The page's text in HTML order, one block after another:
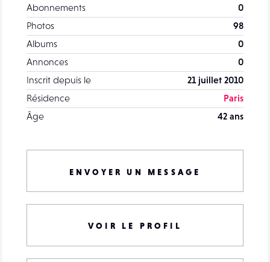
Abonnements
0
Photos
98
Albums
0
Annonces
0
Inscrit depuis le
21 juillet 2010
Résidence
Paris
Âge
42 ans
ENVOYER UN MESSAGE
VOIR LE PROFIL